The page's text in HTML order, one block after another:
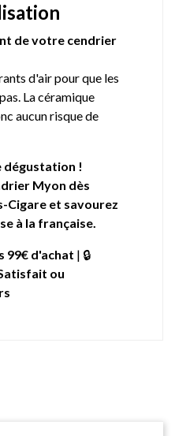
de votre cendrier
d'air pour que les
La céramique
aucun risque de
dégustation !
Myon dès
Cigare et savourez
à la française.
99€ d'achat | 🔒
ou